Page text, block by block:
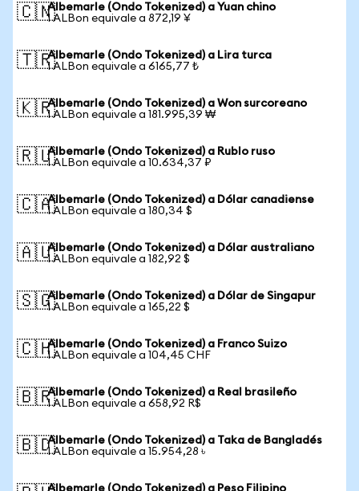
🇨🇳Albemarle (Ondo Tokenized) a Yuan chino
1 ALBon equivale a 872,19 ¥
🇹🇷Albemarle (Ondo Tokenized) a Lira turca
1 ALBon equivale a 6165,77 ₺
🇰🇷Albemarle (Ondo Tokenized) a Won surcoreano
1 ALBon equivale a 181.995,39 ₩
🇷🇺Albemarle (Ondo Tokenized) a Rublo ruso
1 ALBon equivale a 10.634,37 ₽
🇨🇦Albemarle (Ondo Tokenized) a Dólar canadiense
1 ALBon equivale a 180,34 $
🇦🇺Albemarle (Ondo Tokenized) a Dólar australiano
1 ALBon equivale a 182,92 $
🇸🇬Albemarle (Ondo Tokenized) a Dólar de Singapur
1 ALBon equivale a 165,22 $
🇨🇭Albemarle (Ondo Tokenized) a Franco Suizo
1 ALBon equivale a 104,45 CHF
🇧🇷Albemarle (Ondo Tokenized) a Real brasileño
1 ALBon equivale a 658,92 R$
🇧🇩Albemarle (Ondo Tokenized) a Taka de Bangladés
1 ALBon equivale a 15.954,28 ৳
Albemarle (Ondo Tokenized) a Peso Filipino